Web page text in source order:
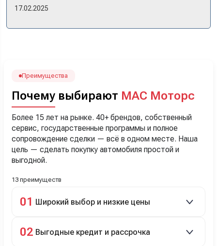
же день купили машину! Неожиданно, но довольны! Все
менеджеру Сергею, профессионал своего дела!
17.02.2025
Преимущества
Почему выбирают МАС Моторс
Более 15 лет на рынке. 40+ брендов, собственный
сервис, государственные программы и полное
сопровождение сделки — всё в одном месте. Наша
цель — сделать покупку автомобиля простой и
выгодной.
13 преимуществ
01 Широкий выбор и низкие цены
подержанные авто.
02 Выгодные кредит и рассрочка